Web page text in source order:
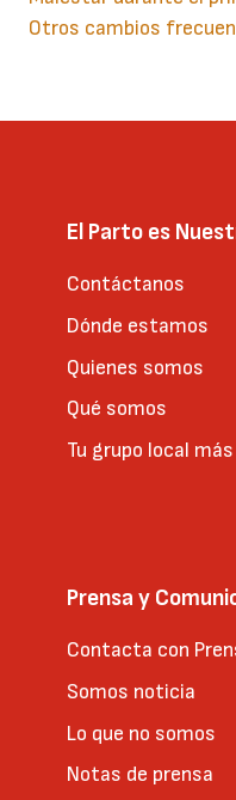
Otros cambios
El Parto es
Contáctanos
Dónde estamos
Quienes somos
Qué somos
Tu grupo local
Prensa y
Contacta con
Somos noticia
Lo que no somos
Notas de prensa